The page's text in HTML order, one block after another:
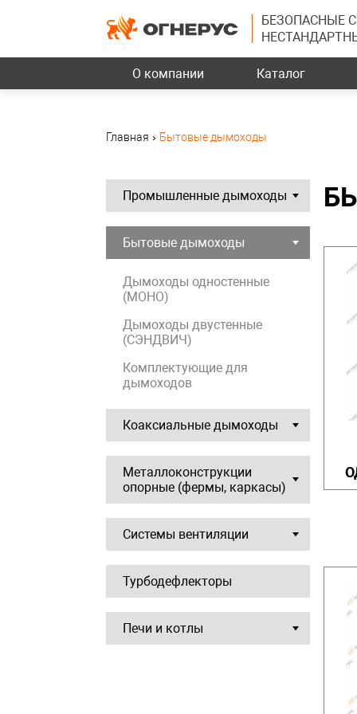
БЕЗОПАСНЫЕ
О компании Каталог
Главная › Бытовые дымоходы
Промышленные дымоходы
Бытовые дымоходы
Дымоходы одностенные
(МОНО)
Дымоходы двустенные
(СЭНДВИЧ)
Комплектующие для
дымоходов
Коаксиальные дымоходы
Металлоконструкции
опорные (фермы, каркасы)
Системы вентиляции
Турбодефлекторы
Печи и котлы